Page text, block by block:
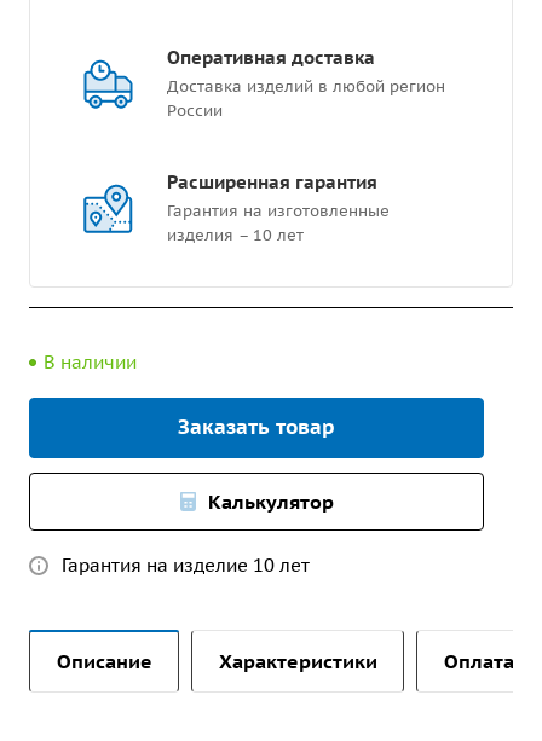
Оперативная доставка
Доставка изделий в любой регион
России
Расширенная гарантия
Гарантия на изготовленные
изделия – 10 лет
В наличии
Заказать товар
Калькулятор
Гарантия на изделие 10 лет
Описание Характеристики Оплата и